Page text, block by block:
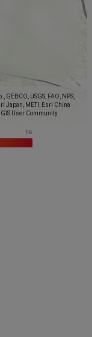
USGS, FAO, NPS,
Japan, METI, Esri China
User Community